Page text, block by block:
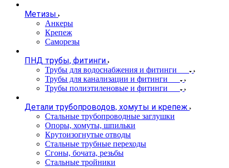
Метизы
Анкеры
Крепеж
Саморезы
ПНД трубы, фитинги
Трубы для водоснабжения и фитинги
Трубы для канализации и фитинги
Трубы полиэтиленовые и фитинги
Детали трубопроводов, хомуты и крепеж
Стальные трубопроводные заглушки
Опоры, хомуты, шпильки
Крутоизогнутые отводы
Стальные трубные переходы
Сгоны, бочата, резьбы
Стальные тройники